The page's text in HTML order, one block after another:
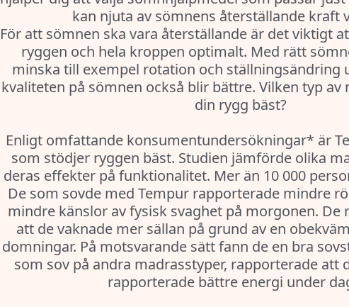
kan njuta av sömnens återställande kraft
För att sömnen ska vara återställande är det viktigt
ryggen och hela kroppen optimalt. Med rätt
minska till exempel rotation och ställningsändring
kvaliteten på sömnen också blir bättre. Vilken typ
din rygg bäst?
Enligt omfattande konsumentundersökningar* är
som stödjer ryggen bäst. Studien jämförde olika
deras effekter på funktionalitet. Mer än 10 000
De som sovde med Tempur rapporterade mindre
mindre känslor av fysisk svaghet på morgonen. De
att de vaknade mer sällan på grund av en
domningar. På motsvarande sätt fann de en bra
som sov på andra madrasstyper, rapporterade att
rapporterade bättre energi under